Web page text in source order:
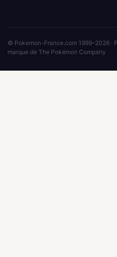
© Pokemon-France.com 1999–2026 ·
marque de The Pokémon Company